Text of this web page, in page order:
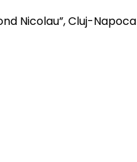
Nicolau”, Cluj-Napoca